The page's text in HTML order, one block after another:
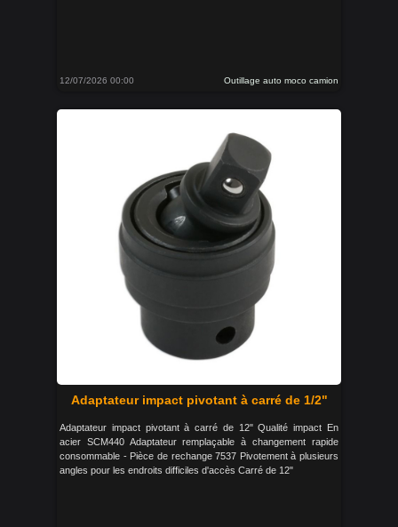
12/07/2026 00:00 Outillage auto moco camion
Adaptateur impact pivotant à carré de 1/2"
Adaptateur impact pivotant à carré de 12" Qualité impact En
acier SCM440 Adaptateur remplaçable à changement rapide
consommable - Pièce de rechange 7537 Pivotement à plusieurs
angles pour les endroits difficiles d'accès Carré de 12"